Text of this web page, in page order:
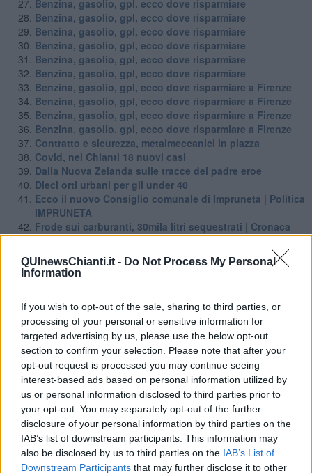
QUInewsChianti.it - Do Not Process My Personal
Information
If you wish to opt-out of the sale, sharing to third parties, or
processing of your personal or sensitive information for
targeted advertising by us, please use the below opt-out
section to confirm your selection. Please note that after your
opt-out request is processed you may continue seeing
interest-based ads based on personal information utilized by
us or personal information disclosed to third parties prior to
your opt-out. You may separately opt-out of the further
disclosure of your personal information by third parties on the
IAB’s list of downstream participants. This information may
also be disclosed by us to third parties on the IAB’s List of
Downstream Participants that may further disclose it to other
Benzina, gasolio, gpl, ecco dove risparmiare
Benzina, gasolio, gpl, ecco dove risparmiare
Benzina, gasolio, gpl, ecco dove risparmiare
Benzina, gasolio, gpl, ecco dove risparmiare
Benzina, gasolio, gpl, ecco dove risparmiare
Benzina, gasolio, gpl, ecco dove risparmiare
Benzina, gasolio, gpl, ecco dove risparmiare a Firenze
Benzina, gasolio, gpl, ecco dove risparmiare a Firenze
Benzina, gasolio, gpl, ecco dove risparmiare a Firenze
Benzina, gasolio, gpl, ecco dove risparmiare a Firenze
Contratto e sicurezza, metalmeccanici in piazza
Covid, nel Chianti 18 nuovi casi
Dalla Nuova Zelanda sulle tracce del padre eroe
Dieci orti urbani per gli under 40
Ecco il nuovo Consiglio comunale di Impruneta | Politica
IMPRUNETA
Frode sui carburanti, 30mila litri sequestrati | Cronaca
CITTA' METROPOLITANA DI FIRENZE
Giugno all'Elba, occasione unica per una vacanza |
Attualità ISOLA D'ELBA
I nuovi Consigli Comunali del Chianti Qui News chianti
Incendiato albero monumentale di oltre 600 anni
Lutto cittadino per l'ultimo saluto a Edoardo
Maori, gli eroi del Chianti nella Seconda Guerra | Cultura
San Casciano
Mukki Sport premia 11 associazioni toscane | Attualità
FIRENZE
Mukki sport, un'edizione da record | Attualità FIRENZE
Nel Chianti i due migliori apicoltori toscani | Attualità
GREVE IN CHIANTI
Nuovi cimiteri del capoluogo e delle frazioni
Nuovo caso di West Nile, donna ricoverata | Attualità